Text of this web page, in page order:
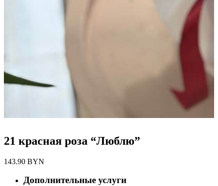
21 красная роза “Люблю”
143.90 BYN
Дополнительные услуги